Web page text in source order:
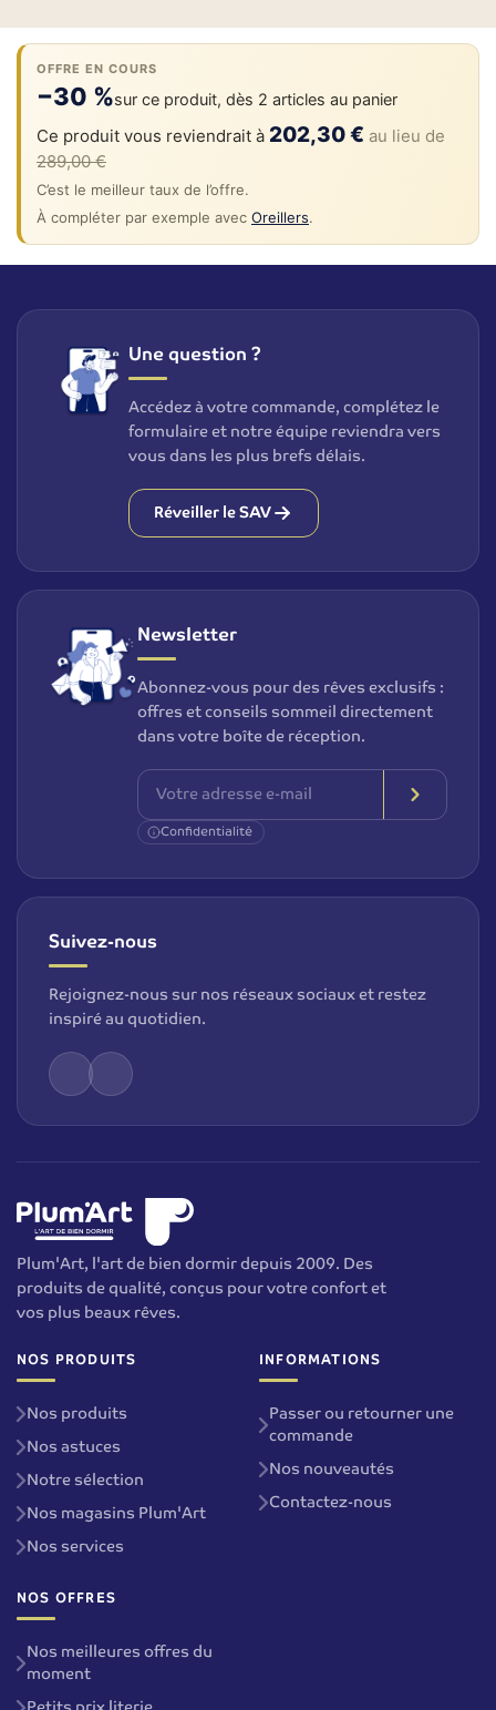
OFFRE EN COURS
−30 %sur ce produit, dès 2 articles au panier
Ce produit vous reviendrait à 202,30 € au lieu de
289,00 €
C’est le meilleur taux de l’offre.
À compléter par exemple avec Oreillers.
Une question ?
Accédez à votre commande, complétez le
formulaire et notre équipe reviendra vers
vous dans les plus brefs délais.
Réveiller le SAV
Newsletter
Abonnez-vous pour des rêves exclusifs :
offres et conseils sommeil directement
dans votre boîte de réception.
Confidentialité
Suivez-nous
Rejoignez-nous sur nos réseaux sociaux et restez
inspiré au quotidien.
Plum'Art, l'art de bien dormir depuis 2009. Des
produits de qualité, conçus pour votre confort et
vos plus beaux rêves.
NOS PRODUITS
Nos produits
Nos astuces
Notre sélection
Nos magasins Plum'Art
Nos services
INFORMATIONS
Passer ou retourner une
commande
Nos nouveautés
Contactez-nous
NOS OFFRES
Nos meilleures offres du
moment